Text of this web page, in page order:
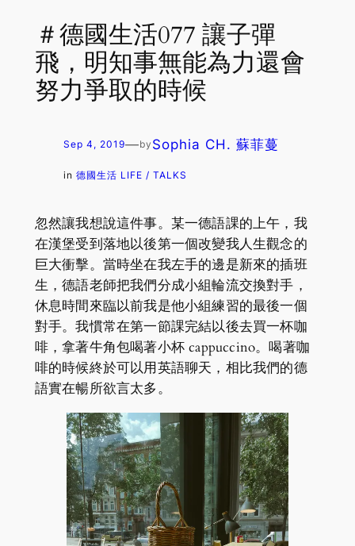
＃德國生活077 讓子彈
飛，明知事無能為力還會
努力爭取的時候
Sep 4, 2019—by Sophia CH. 蘇菲蔓
in 德國生活 LIFE / TALKS
忽然讓我想說這件事。某一德語課的上午，我
在漢堡受到落地以後第一個改變我人生觀念的
巨大衝擊。當時坐在我左手的邊是新來的插班
生，德語老師把我們分成小組輪流交換對手，
休息時間來臨以前我是他小組練習的最後一個
對手。我慣常在第一節課完結以後去買一杯咖
啡，拿著牛角包喝著小杯 cappuccino。喝著咖
啡的時候終於可以用英語聊天，相比我們的德
語實在暢所欲言太多。